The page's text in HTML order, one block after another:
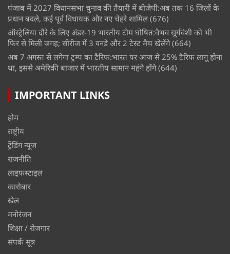
पंजाब में 2027 विधानसभा चुनाव की तैयारी में बीजेपी:अब तक 16 जिलों के
प्रधान बदले, कई पूर्व विधायक और नए चेहरे शामिल (676)
ऑस्ट्रेलिया दौरे के लिए अंडर-19 भारतीय टीम घोषित:वैभव सूर्यवंशी को भी
फिर से मिली जगह; सीरीज में 3 वनडे और 2 टेस्ट मैच खेलेंगे (664)
अब 7 अगस्त से लगेगा ट्रम्प का टैरिफ:भारत पर आज से 25% टैरिफ लागू होना
था, इससे अमेरिकी बाजार में भारतीय सामान महंगे होंगे (644)
IMPORTANT LINKS
होम
राष्ट्रीय
ट्रेंडिंग न्यूज
राजनीति
लाइफस्टाइल
कारोबार
खेल
मनोरंजन
शिक्षा / रोजगार
संपर्क सूत्र